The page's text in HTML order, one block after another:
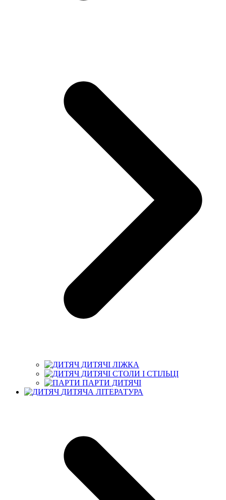
ДИТЯЧІ ЛІЖКА
ДИТЯЧІ СТОЛИ І СТІЛЬЦІ
ПАРТИ ДИТЯЧІ
ДИТЯЧА ЛІТЕРАТУРА